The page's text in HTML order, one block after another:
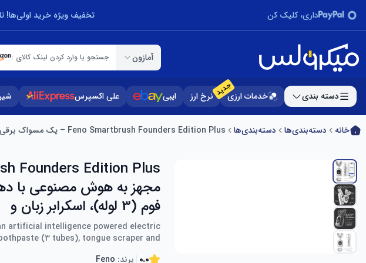
داری، کلیک کن تخفیف ویژه خرید اولی‌ها! تا ۵٪ هزینه خدمات کمتر برای اولین سفارش شما 🎁
آمازون جستجو یا وارد کردن لینک کالای :
دسته بندی خدمات ارزیجدیدنرخ ارز ایبی علی اکسپرس
خانه دسته‌بندی‌ها دسته‌بندی‌ها Feno Smartbrush Founders Edition Plus – یک مسواک برقی مجهز به هوش مصنوعی با دهانی شخصی سازی شده، خمیر دندان فوم (3 لوله)، اسکرابر زبان و
مجهز به هوش مصنوعی با
فوم (3 لوله)، اسکرابر زبان و
artificial intelligence powered electric
(3 tubes), tongue scraper and
0.0 برند: Feno